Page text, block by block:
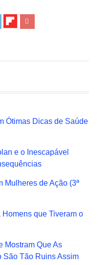
Ótimas Dicas de Saúde
e o Inescapável
Mulheres de Ação (3ª
Homens que Tiveram o
Mostram Que As
São Tão Ruins Assim